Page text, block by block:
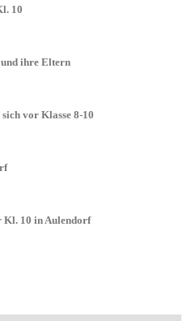
10
ihre Eltern
vor Klasse 8-10
Kl. 10 in Aulendorf